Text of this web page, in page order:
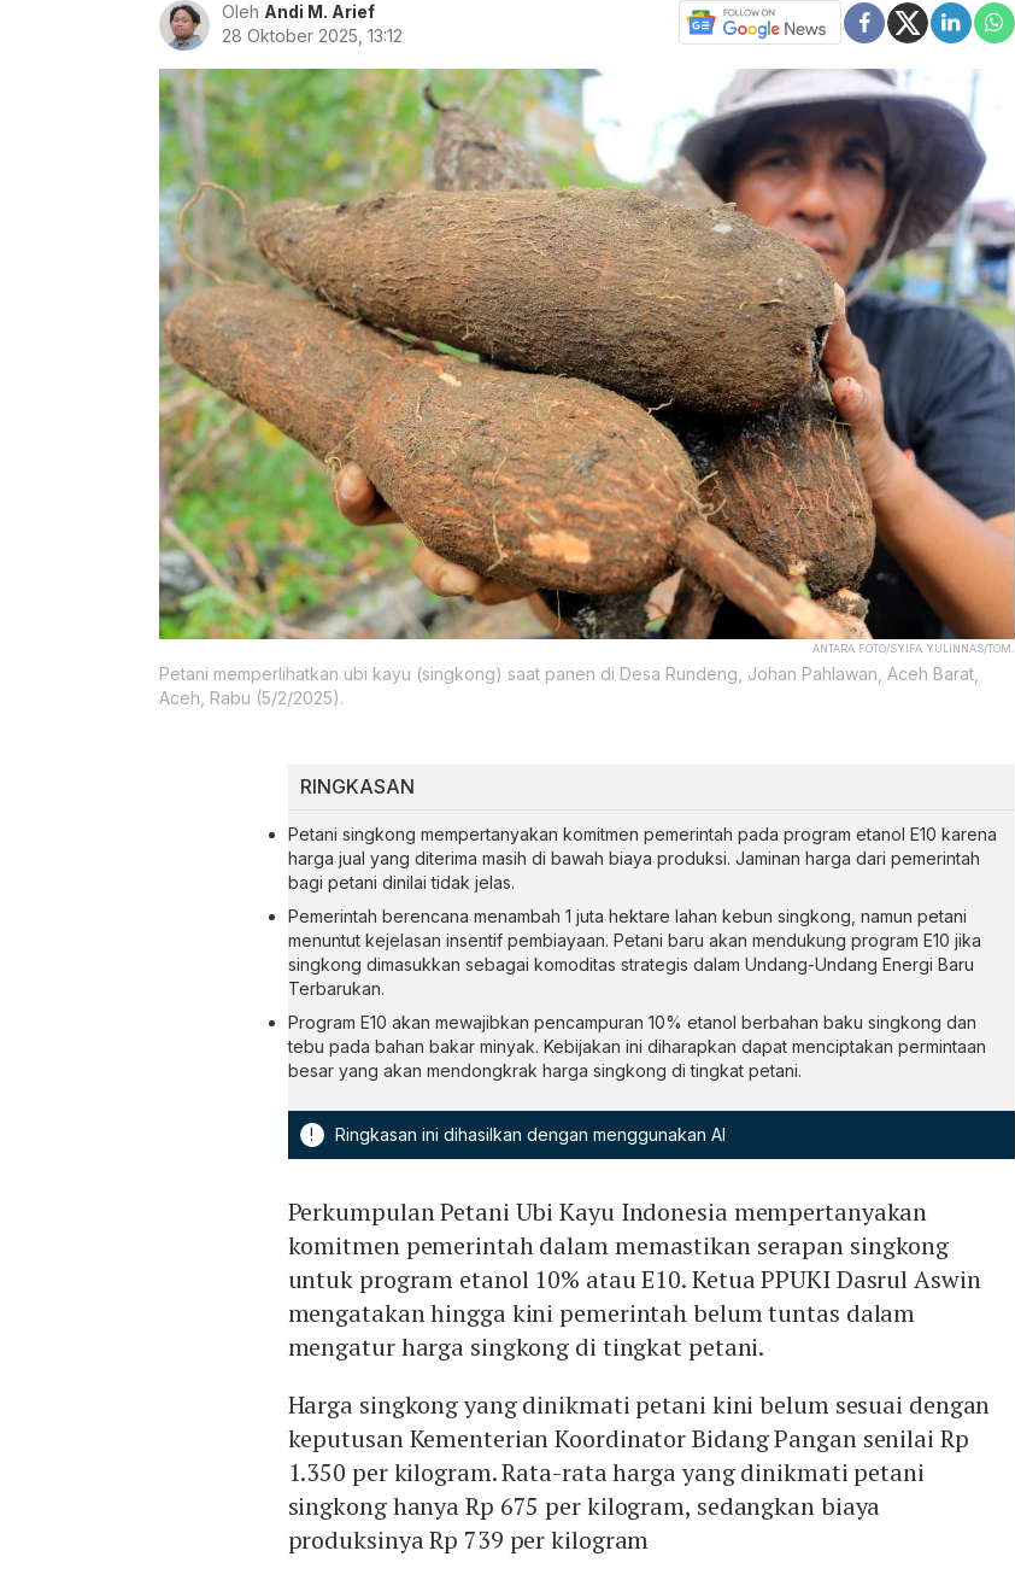
Oleh Andi M. Arief
28 Oktober 2025, 13:12
ANTARA FOTO/SYIFA YULINNAS/TOM.
Petani memperlihatkan ubi kayu (singkong) saat panen di Desa Rundeng, Johan Pahlawan, Aceh Barat,
Aceh, Rabu (5/2/2025).
RINGKASAN
Petani singkong mempertanyakan komitmen pemerintah pada program etanol E10 karena
harga jual yang diterima masih di bawah biaya produksi. Jaminan harga dari pemerintah
bagi petani dinilai tidak jelas.
Pemerintah berencana menambah 1 juta hektare lahan kebun singkong, namun petani
menuntut kejelasan insentif pembiayaan. Petani baru akan mendukung program E10 jika
singkong dimasukkan sebagai komoditas strategis dalam Undang-Undang Energi Baru
Terbarukan.
Program E10 akan mewajibkan pencampuran 10% etanol berbahan baku singkong dan
tebu pada bahan bakar minyak. Kebijakan ini diharapkan dapat menciptakan permintaan
besar yang akan mendongkrak harga singkong di tingkat petani.
! Ringkasan ini dihasilkan dengan menggunakan AI
Perkumpulan Petani Ubi Kayu Indonesia mempertanyakan
komitmen pemerintah dalam memastikan serapan singkong
untuk program etanol 10% atau E10. Ketua PPUKI Dasrul Aswin
mengatakan hingga kini pemerintah belum tuntas dalam
mengatur harga singkong di tingkat petani.
Harga singkong yang dinikmati petani kini belum sesuai dengan
keputusan Kementerian Koordinator Bidang Pangan senilai Rp
1.350 per kilogram. Rata-rata harga yang dinikmati petani
singkong hanya Rp 675 per kilogram, sedangkan biaya
produksinya Rp 739 per kilogram